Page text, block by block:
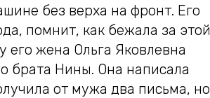
без верха на фронт. Его
помнит, как бежала за этой
его жена Ольга Яковлевна
брата Нины. Она написала
от мужа два письма, но